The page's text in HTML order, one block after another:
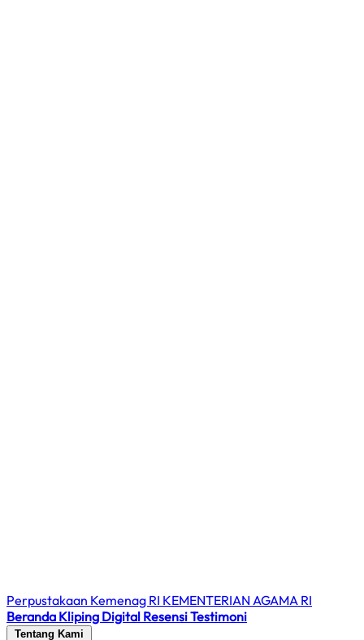
Perpustakaan Kemenag RI KEMENTERIAN AGAMA RI
Beranda Kliping Digital ResensiTestimoni
Tentang Kami